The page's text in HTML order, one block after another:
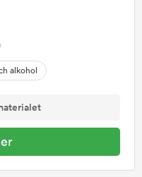
alkohol